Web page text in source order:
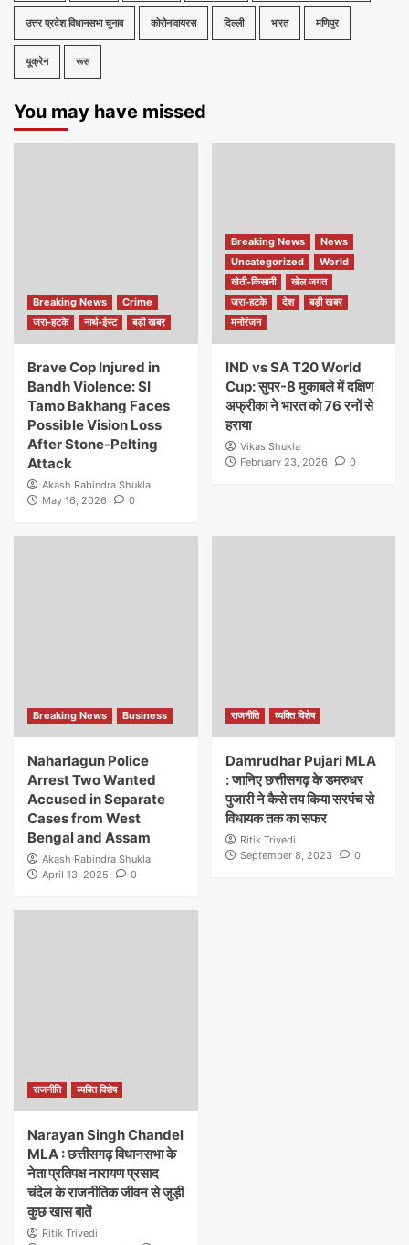
उत्तर प्रदेश विधानसभा चुनाव कोरोनावायरस दिल्ली भारत मणिपुर
यूक्रेन रूस
You may have missed
Breaking News
Crime
जरा-हटके
नार्थ-ईस्ट बड़ी खबर
Brave Cop Injured in
Bandh Violence: SI
Tamo Bakhang Faces
Possible Vision Loss
After Stone-Pelting
Attack
Akash Rabindra Shukla
May 16, 2026
0
Breaking News
News
Uncategorized
World
खेती-किसानी
खेल जगत
जरा-हटके
देश
बड़ी खबर
मनोरंजन
IND vs SA T20 World
Cup: सुपर-8 मुकाबले में दक्षिण
अफ्रीका ने भारत को 76 रनों से
हराया
Vikas Shukla
February 23, 2026
0
Breaking News Business
Naharlagun Police
Arrest Two Wanted
Accused in Separate
Cases from West
Bengal and Assam
Akash Rabindra Shukla
April 13, 2025
0
राजनीति व्यक्ति विशेष
Damrudhar Pujari MLA
: जानिए छत्तीसगढ़ के डमरुधर
पुजारी ने कैसे तय किया सरपंच से
विधायक तक का सफर
Ritik Trivedi
September 8, 2023
0
राजनीति व्यक्ति विशेष
Narayan Singh Chandel
MLA : छत्तीसगढ़ विधानसभा के
नेता प्रतिपक्ष नारायण प्रसाद
चंदेल के राजनीतिक जीवन से जुड़ी
कुछ खास बातें
Ritik Trivedi